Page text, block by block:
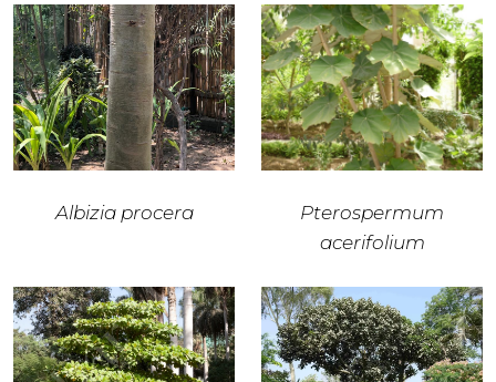
Albizia procera
Pterospermum
acerifolium